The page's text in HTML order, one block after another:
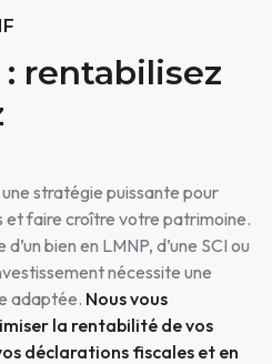
rentabilisez
stratégie puissante pour
et faire croître votre patrimoine.
bien en LMNP, d’une SCI ou
nécessite une
adaptée. Nous vous
la rentabilité de vos
déclarations fiscales et en